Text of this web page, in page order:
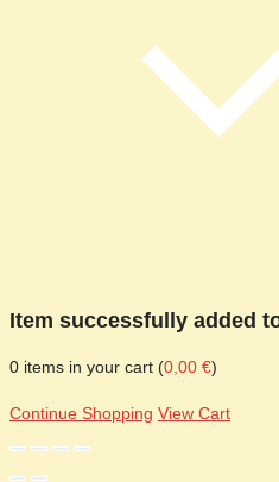
Item successfully added
0 items in your cart (0,00 €)
Continue Shopping View Cart